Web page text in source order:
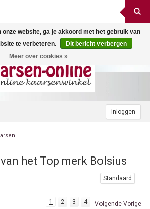
Inloggen
het Top merk Bolsius
Standaard
1 2 3 4 Volgende Vorige
onze website, ga je akkoord met het gebruik van
te verbeteren.
Dit bericht verbergen
Meer over cookies »